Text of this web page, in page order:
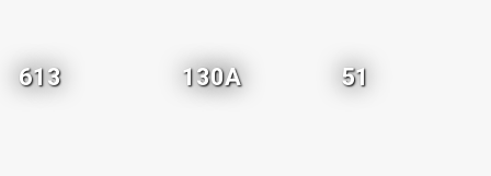
613 130A 51